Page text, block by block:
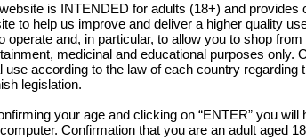
AUTOFIORENTI SEMI ALTO THC LINEA PRO SEMI MEDICINALI
(Z x
is INTENDED for adults (18+) and
to help us improve and deliver a higher quality
operate and, in particular, to allow you to shop
medicinal and educational purposes only.
use according to the law of each country
legislation.
your age and clicking on “ENTER” you
Confirmation that you are an adult aged